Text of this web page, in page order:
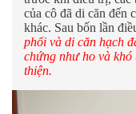
của cô đã di căn đến
khác. Sau bốn lần
phổi và di căn hạch
chứng như ho và
thiện.